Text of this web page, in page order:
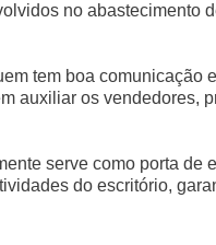
no abastecimento
tem boa comunicação
auxiliar os vendedores,
serve como porta de
do escritório,